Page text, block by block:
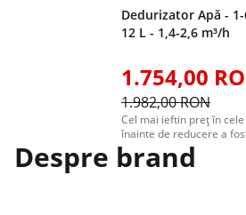
Dedurizator Apă -
12 L - 1,4-2,6 m³/h
1.754,00
1.982,00 RON
Cel mai ieftin preț în
înainte de reducere a
Despre brand